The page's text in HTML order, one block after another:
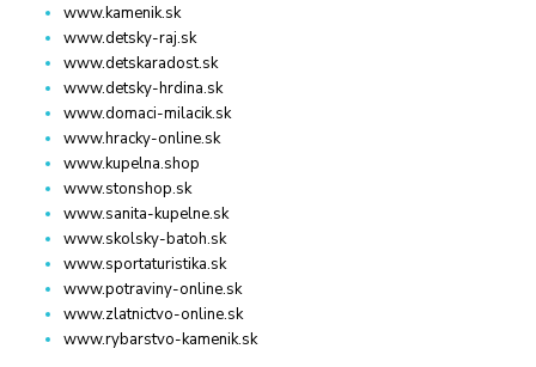
www.kamenik.sk
www.detsky-raj.sk
www.detskaradost.sk
www.detsky-hrdina.sk
www.domaci-milacik.sk
www.hracky-online.sk
www.kupelna.shop
www.stonshop.sk
www.sanita-kupelne.sk
www.skolsky-batoh.sk
www.sportaturistika.sk
www.potraviny-online.sk
www.zlatnictvo-online.sk
www.rybarstvo-kamenik.sk